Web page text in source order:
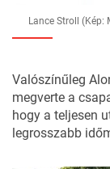
Lance Stroll (Kép:
Valószínűleg
megverte a
hogy a teljesen
legrosszabb